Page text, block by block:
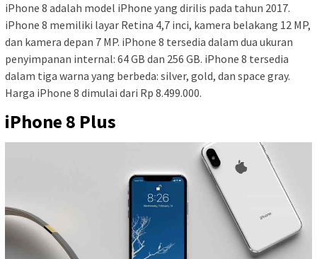
iPhone 8 adalah model iPhone yang dirilis pada tahun 2017.
iPhone 8 memiliki layar Retina 4,7 inci, kamera belakang 12 MP,
dan kamera depan 7 MP. iPhone 8 tersedia dalam dua ukuran
penyimpanan internal: 64 GB dan 256 GB. iPhone 8 tersedia
dalam tiga warna yang berbeda: silver, gold, dan space gray.
Harga iPhone 8 dimulai dari Rp 8.499.000.
iPhone 8 Plus